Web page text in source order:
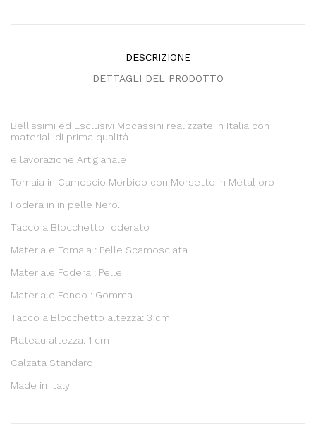
DESCRIZIONE
DETTAGLI DEL PRODOTTO
Bellissimi ed Esclusivi Mocassini realizzate in Italia con
materiali di prima qualità
e lavorazione Artigianale .
Tomaia in Camoscio Morbido con Morsetto in Metal oro .
Fodera in in pelle Nero.
Tacco a Blocchetto foderato
Materiale Tomaia : Pelle Scamosciata
Materiale Fodera : Pelle
Materiale Fondo : Gomma
Tacco a Blocchetto altezza: 3 cm
Plateau altezza: 1 cm
Calzata Standard
Made in Italy